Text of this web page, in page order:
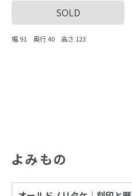
SOLD
幅 91 奥行 40 高さ 123
よみもの